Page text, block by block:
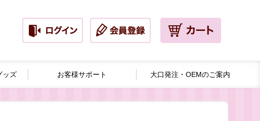
ッズ お客様サポート 大口発注・ OEMのご案内